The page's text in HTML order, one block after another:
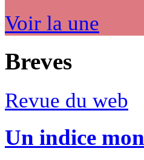
Voir la une
Breves
Revue du web
Un indice